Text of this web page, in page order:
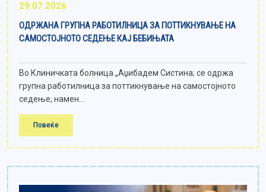
29.07.2026
ОДРЖАНА ГРУПНА РАБОТИЛНИЦА ЗА ПОТТИКНУВАЊЕ НА
САМОСТОЈНОТО СЕДЕЊЕ КАЈ БЕБИЊАТА
Во Клиничката болница „Аџибадем Систина; се одржа
групна работилница за поттикнување на самостојното
седење, намен...
Повеќе